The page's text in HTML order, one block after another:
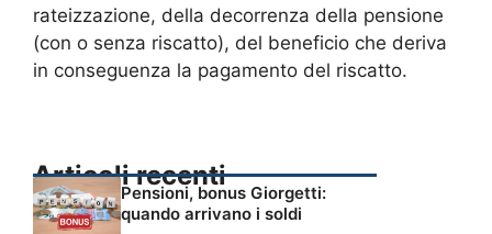
rateizzazione, della decorrenza della pensione
(con o senza riscatto), del beneficio che deriva
in conseguenza la pagamento del riscatto.
Articoli recenti
Pensioni, bonus Giorgetti:
quando arrivano i soldi